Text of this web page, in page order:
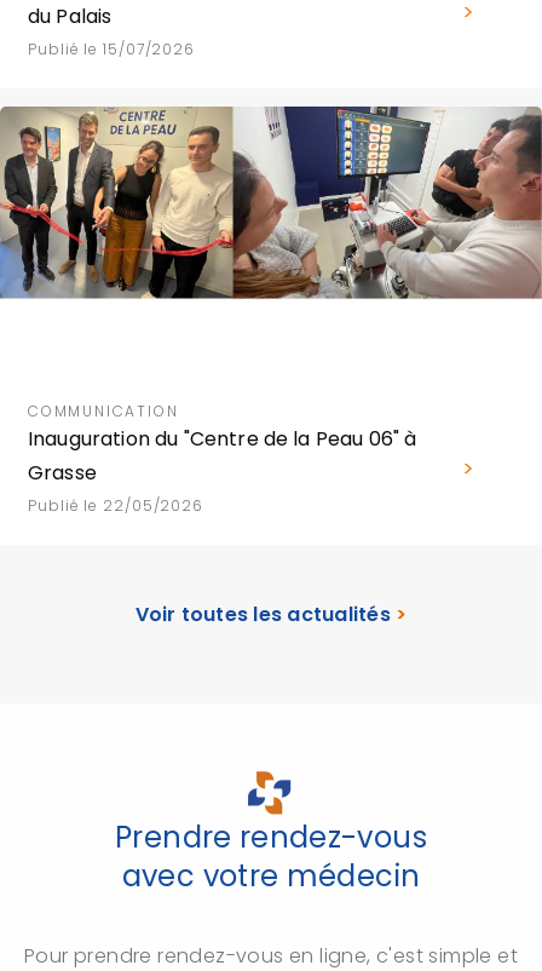
du Palais
Publié le 15/07/2026
COMMUNICATION
Inauguration du "Centre de la Peau 06" à
Grasse
Publié le 22/05/2026
Voir toutes les actualités >
Prendre rendez-vous
avec votre médecin
Pour prendre rendez-vous en ligne, c'est simple et